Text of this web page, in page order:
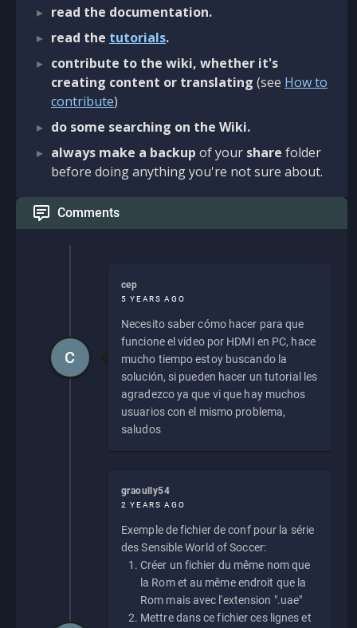
read the documentation.
read the tutorials.
contribute to the wiki, whether it's
creating content or translating (see How to
contribute)
do some searching on the Wiki.
always make a backup of your share folder
before doing anything you're not sure about.
Comments
cep
5 YEARS AGO
Necesito saber cómo hacer para que
funcione el vídeo por HDMI en PC, hace
mucho tiempo estoy buscando la
solución, si pueden hacer un tutorial les
agradezco ya que vi que hay muchos
usuarios con el mismo problema,
saludos
C
graoully54
2 YEARS AGO
Exemple de fichier de conf pour la série
des Sensible World of Soccer:
Créer un fichier du même nom que
la Rom et au même endroit que la
Rom mais avec l'extension ".uae"
Mettre dans ce fichier ces lignes et